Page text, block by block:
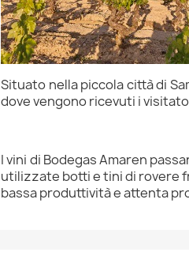
Situato nella piccola città di
dove vengono ricevuti i
I vini di Bodegas Amaren
utilizzate botti e tini di rovere
bassa produttività e attenta